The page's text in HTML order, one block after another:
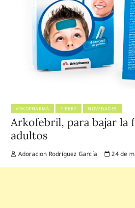
ARKOPHARMA FIEBRE NOVEDADES
Arkofebril, para bajar la
adultos
Adoracion Rodríguez García 24 de